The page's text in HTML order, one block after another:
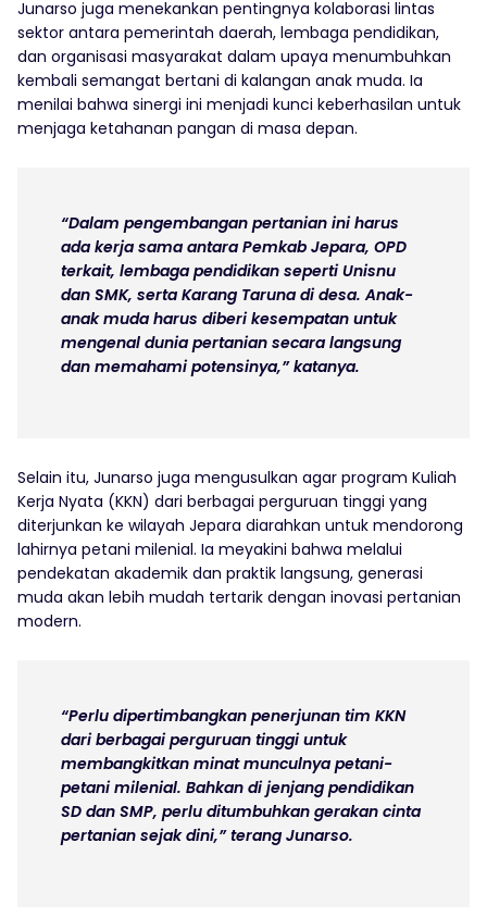
Junarso juga menekankan pentingnya kolaborasi lintas
sektor antara pemerintah daerah, lembaga pendidikan,
dan organisasi masyarakat dalam upaya menumbuhkan
kembali semangat bertani di kalangan anak muda. Ia
menilai bahwa sinergi ini menjadi kunci keberhasilan untuk
menjaga ketahanan pangan di masa depan.
“Dalam pengembangan pertanian ini harus
ada kerja sama antara Pemkab Jepara, OPD
terkait, lembaga pendidikan seperti Unisnu
dan SMK, serta Karang Taruna di desa. Anak-
anak muda harus diberi kesempatan untuk
mengenal dunia pertanian secara langsung
dan memahami potensinya,” katanya.
Selain itu, Junarso juga mengusulkan agar program Kuliah
Kerja Nyata (KKN) dari berbagai perguruan tinggi yang
diterjunkan ke wilayah Jepara diarahkan untuk mendorong
lahirnya petani milenial. Ia meyakini bahwa melalui
pendekatan akademik dan praktik langsung, generasi
muda akan lebih mudah tertarik dengan inovasi pertanian
modern.
“Perlu dipertimbangkan penerjunan tim KKN
dari berbagai perguruan tinggi untuk
membangkitkan minat munculnya petani-
petani milenial. Bahkan di jenjang pendidikan
SD dan SMP, perlu ditumbuhkan gerakan cinta
pertanian sejak dini,” terang Junarso.